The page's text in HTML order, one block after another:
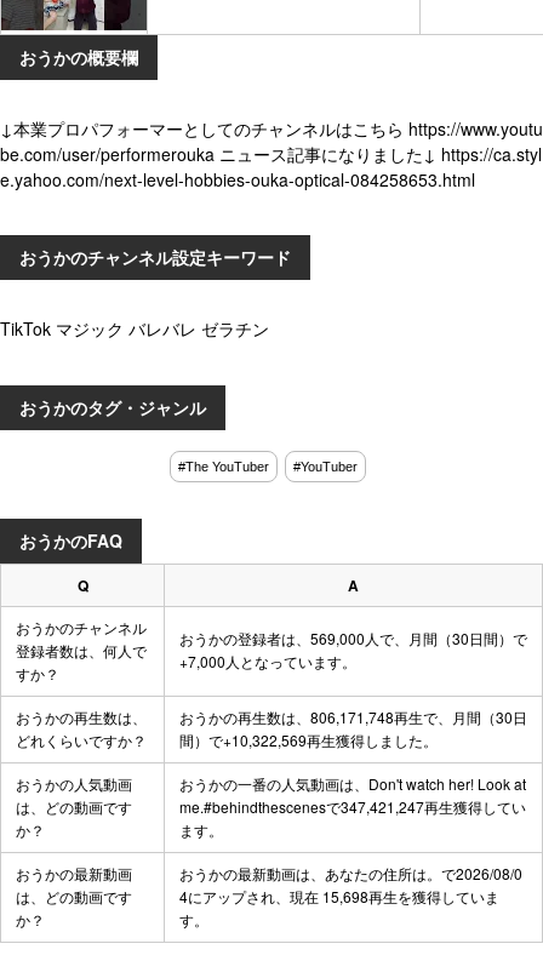
おうかの概要欄
↓本業プロパフォーマーとしてのチャンネルはこちら https://www.youtu
be.com/user/performerouka ニュース記事になりました↓ https://ca.styl
e.yahoo.com/next-level-hobbies-ouka-optical-084258653.html
おうかのチャンネル設定キーワード
TikTok マジック バレバレ ゼラチン
おうかのタグ・ジャンル
#The YouTuber #YouTuber
おうかのFAQ
Q A
おうかのチャンネル
登録者数は、何人で
すか？
おうかの登録者は、569,000人で、月間（30日間）で
+7,000人となっています。
おうかの再生数は、
どれくらいですか？
おうかの再生数は、806,171,748再生で、月間（30日
間）で+10,322,569再生獲得しました。
おうかの人気動画
は、どの動画です
か？
おうかの一番の人気動画は、 Don't watch her! Look at
me.#behindthescenesで347,421,247再生獲得してい
ます。
おうかの最新動画
は、どの動画です
か？
おうかの最新動画は、 あなたの住所は。 で2026/08/0
4にアップされ、現在 15,698再生を獲得していま
す。